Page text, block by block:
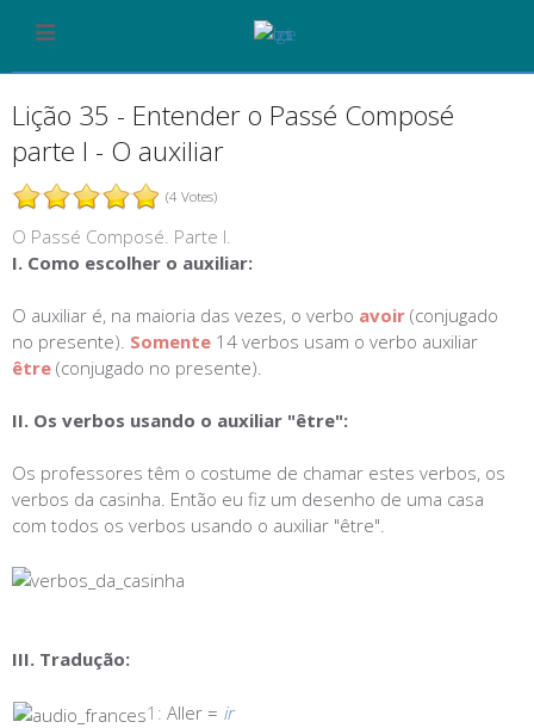
Lição 35 - Entender o Passé Composé
parte I - O auxiliar
(4 Votes)
O Passé Composé. Parte I.
I. Como escolher o auxiliar:
O auxiliar é, na maioria das vezes, o verbo avoir (conjugado
no presente). Somente 14 verbos usam o verbo auxiliar
être (conjugado no presente).
II. Os verbos usando o auxiliar "être":
Os professores têm o costume de chamar estes verbos, os
verbos da casinha. Então eu fiz um desenho de uma casa
com todos os verbos usando o auxiliar "être".
III. Tradução:
1: Aller = ir